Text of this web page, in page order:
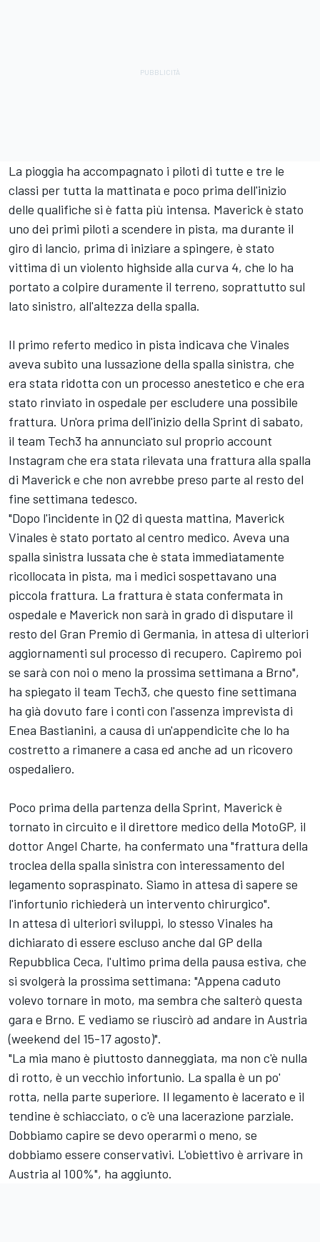
La pioggia ha accompagnato i piloti di tutte e tre le
classi per tutta la mattinata e poco prima dell'inizio
delle qualifiche si è fatta più intensa. Maverick è stato
uno dei primi piloti a scendere in pista, ma durante il
giro di lancio, prima di iniziare a spingere, è stato
vittima di un violento highside alla curva 4, che lo ha
portato a colpire duramente il terreno, soprattutto sul
lato sinistro, all'altezza della spalla.
Il primo referto medico in pista indicava che Vinales
aveva subito una lussazione della spalla sinistra, che
era stata ridotta con un processo anestetico e che era
stato rinviato in ospedale per escludere una possibile
frattura. Un'ora prima dell'inizio della Sprint di sabato,
il team Tech3 ha annunciato sul proprio account
Instagram che era stata rilevata una frattura alla spalla
di Maverick e che non avrebbe preso parte al resto del
fine settimana tedesco.
"Dopo l'incidente in Q2 di questa mattina, Maverick
Vinales è stato portato al centro medico. Aveva una
spalla sinistra lussata che è stata immediatamente
ricollocata in pista, ma i medici sospettavano una
piccola frattura. La frattura è stata confermata in
ospedale e Maverick non sarà in grado di disputare il
resto del Gran Premio di Germania, in attesa di ulteriori
aggiornamenti sul processo di recupero. Capiremo poi
se sarà con noi o meno la prossima settimana a Brno",
ha spiegato il team Tech3, che questo fine settimana
ha già dovuto fare i conti con l'assenza imprevista di
Enea Bastianini, a causa di un'appendicite che lo ha
costretto a rimanere a casa ed anche ad un ricovero
ospedaliero.
Poco prima della partenza della Sprint, Maverick è
tornato in circuito e il direttore medico della MotoGP, il
dottor Angel Charte, ha confermato una "frattura della
troclea della spalla sinistra con interessamento del
legamento sopraspinato. Siamo in attesa di sapere se
l'infortunio richiederà un intervento chirurgico".
In attesa di ulteriori sviluppi, lo stesso Vinales ha
dichiarato di essere escluso anche dal GP della
Repubblica Ceca, l'ultimo prima della pausa estiva, che
si svolgerà la prossima settimana: "Appena caduto
volevo tornare in moto, ma sembra che salterò questa
gara e Brno. E vediamo se riuscirò ad andare in Austria
(weekend del 15-17 agosto)".
"La mia mano è piuttosto danneggiata, ma non c'è nulla
di rotto, è un vecchio infortunio. La spalla è un po'
rotta, nella parte superiore. Il legamento è lacerato e il
tendine è schiacciato, o c'è una lacerazione parziale.
Dobbiamo capire se devo operarmi o meno, se
dobbiamo essere conservativi. L'obiettivo è arrivare in
Austria al 100%", ha aggiunto.